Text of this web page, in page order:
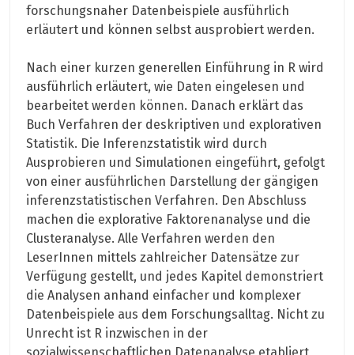
forschungsnaher Datenbeispiele ausführlich
erläutert und können selbst ausprobiert werden.
Nach einer kurzen generellen Einführung in R wird
ausführlich erläutert, wie Daten eingelesen und
bearbeitet werden können. Danach erklärt das
Buch Verfahren der deskriptiven und explorativen
Statistik. Die Inferenzstatistik wird durch
Ausprobieren und Simulationen eingeführt, gefolgt
von einer ausführlichen Darstellung der gängigen
inferenzstatistischen Verfahren. Den Abschluss
machen die explorative Faktorenanalyse und die
Clusteranalyse. Alle Verfahren werden den
LeserInnen mittels zahlreicher Datensätze zur
Verfügung gestellt, und jedes Kapitel demonstriert
die Analysen anhand einfacher und komplexer
Datenbeispiele aus dem Forschungsalltag. Nicht zu
Unrecht ist R inzwischen in der